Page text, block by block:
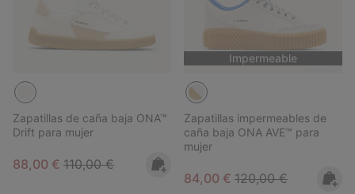
Zapatillas de caña baja ONA™
Drift para mujer
Sale price:
88,00 € Regular price:
110,00 €
Impermeable
Zapatillas impermeables de
caña baja ONA AVE™ para
mujer
Sale price:
84,00 € Regular price:
120,00 €